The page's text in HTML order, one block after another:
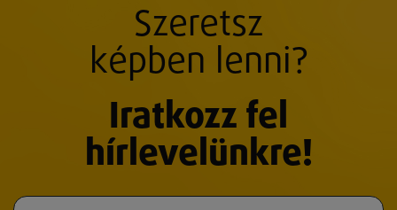
Szeretsz
képben lenni?
Iratkozz fel
hírlevelünkre!